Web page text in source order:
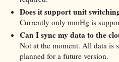
Does it support unit
Currently only mmHg is
Can I sync my data to the
Not at the moment. All data is
planned for a future version.